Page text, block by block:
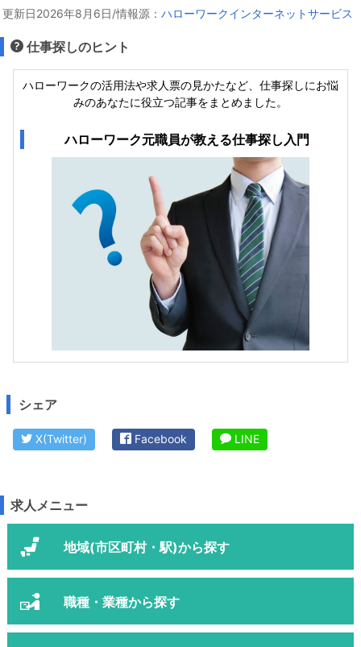
更新日2026年8月6日/情報源： ハローワークインターネットサービス
仕事探しのヒント
ハローワークの活用法や求人票の見かたなど、仕事探しにお悩
みのあなたに役立つ記事をまとめました。
ハローワーク元職員が教える仕事探し入門
シェア
X(Twitter) Facebook LINE
求人メニュー
地域(市区町村・駅)から探す
職種・業種から探す